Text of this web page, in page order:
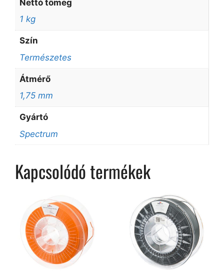
Nettó tömeg
1 kg
Szín
Természetes
Átmérő
1,75 mm
Gyártó
Spectrum
Kapcsolódó termékek